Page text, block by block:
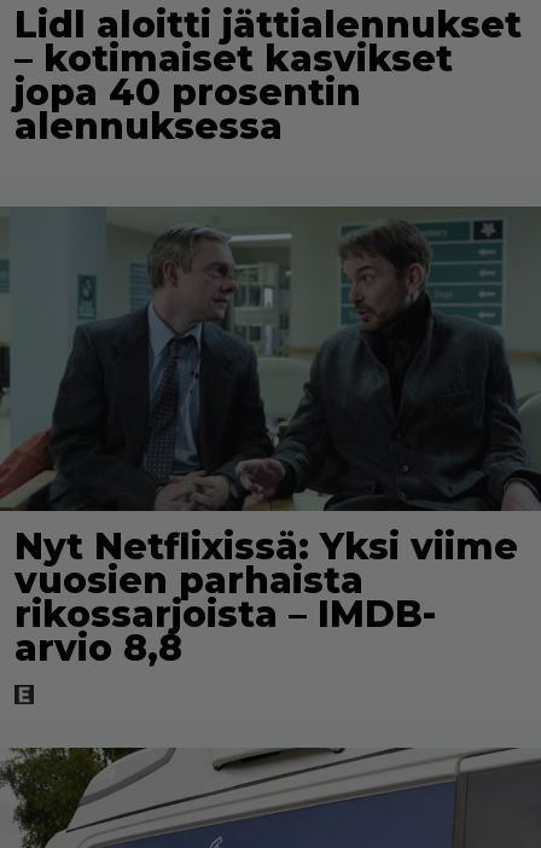
Lidl aloitti jättialennukset
– kotimaiset kasvikset
jopa 40 prosentin
alennuksessa
Nyt Netflixissä: Yksi viime
vuosien parhaista
rikossarjoista – IMDB-
arvio 8,8